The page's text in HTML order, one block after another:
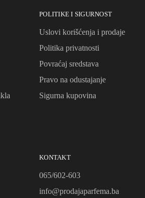
POLITIKE I SIGURNOST
Uslovi korišćenja i prodaje
Politika privatnosti
Povraćaj sredstava
Pravo na odustajanje
Sigurna kupovina
KONTAKT
065/602-603
info@prodajaparfema.ba